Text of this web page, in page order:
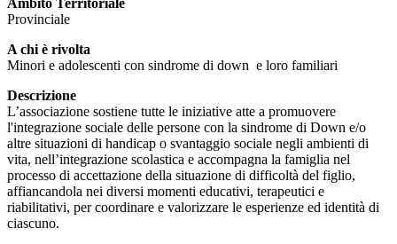
Provinciale
A chi è rivolta
Minori e adolescenti con sindrome di down e loro familiari
Descrizione
L’associazione sostiene tutte le iniziative atte a promuovere
l'integrazione sociale delle persone con la sindrome di Down e/o
altre situazioni di handicap o svantaggio sociale negli ambienti di
vita, nell’integrazione scolastica e accompagna la famiglia nel
processo di accettazione della situazione di difficoltà del figlio,
affiancandola nei diversi momenti educativi, terapeutici e
riabilitativi, per coordinare e valorizzare le esperienze ed identità di
ciascuno.